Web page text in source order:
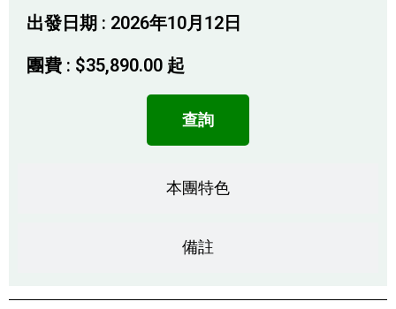
出發日期 : 2026年10月12日
團費 : $35,890.00 起
查詢
本團特色
備註